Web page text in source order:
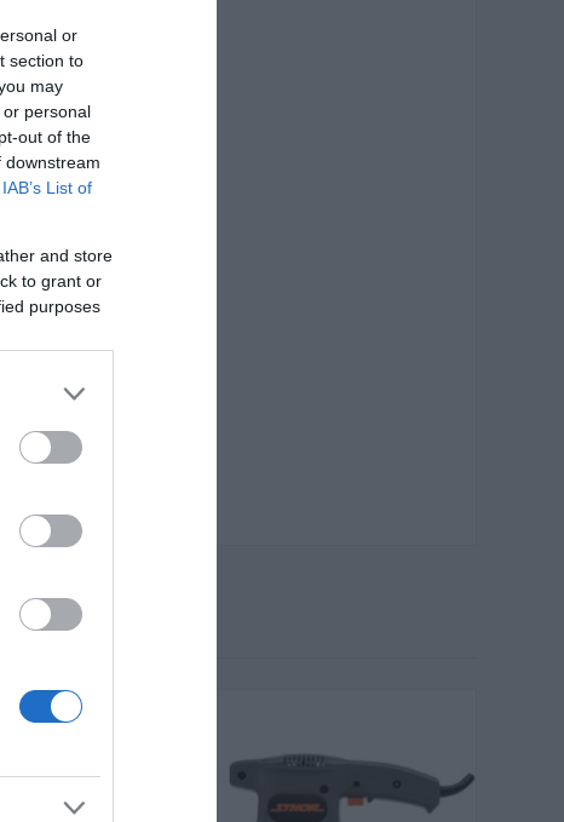
or
section to
may
personal
out of the
downstream
IAB’s List of
and store
to grant or
purposes